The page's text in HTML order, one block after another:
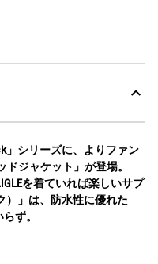
」シリーズに、よりファン
ジャケット」が登場。
を着ていれば楽しいサプ
）」は、防水性に優れた
ず。